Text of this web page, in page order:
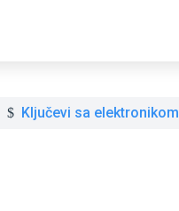
$ Ključevi sa elektronikom